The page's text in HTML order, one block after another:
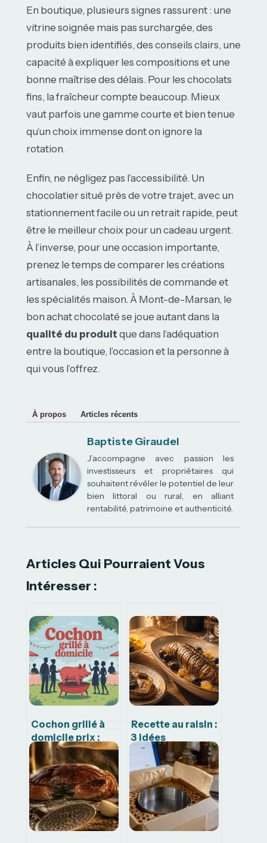
En boutique, plusieurs signes rassurent : une
vitrine soignée mais pas surchargée, des
produits bien identifiés, des conseils clairs, une
capacité à expliquer les compositions et une
bonne maîtrise des délais. Pour les chocolats
fins, la fraîcheur compte beaucoup. Mieux
vaut parfois une gamme courte et bien tenue
qu’un choix immense dont on ignore la
rotation.
Enfin, ne négligez pas l’accessibilité. Un
chocolatier situé près de votre trajet, avec un
stationnement facile ou un retrait rapide, peut
être le meilleur choix pour un cadeau urgent.
À l’inverse, pour une occasion importante,
prenez le temps de comparer les créations
artisanales, les possibilités de commande et
les spécialités maison. À Mont-de-Marsan, le
bon achat chocolaté se joue autant dans la
qualité du produit que dans l’adéquation
entre la boutique, l’occasion et la personne à
qui vous l’offrez.
À propos Articles récents
Baptiste Giraudel
J’accompagne avec passion les
investisseurs et propriétaires qui
souhaitent révéler le potentiel de leur
bien littoral ou rural, en alliant
rentabilité, patrimoine et authenticité.
Articles Qui Pourraient Vous
Intéresser :
Cochon grillé à
domicile prix :
budget, options
et conseils utiles
Recette au raisin :
3 idées
gourmandes et la
technique
infaillible pour
l’épépiner